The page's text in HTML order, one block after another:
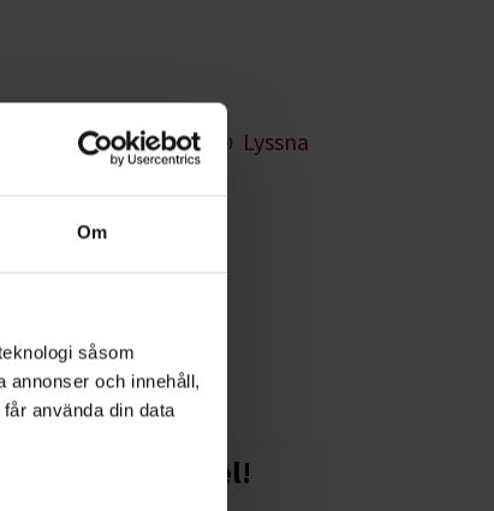
Om
såsom
annonser och innehåll,
använda din data
Lyssna
om
en studiecirkel!